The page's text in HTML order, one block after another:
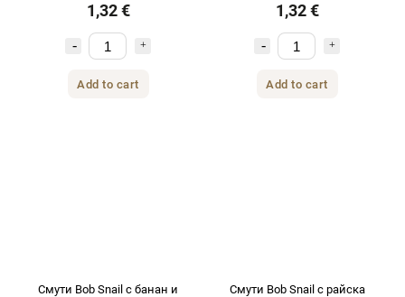
1,32 €
Add to cart
1,32 €
Add to cart
Смути Bob Snail с банан и
Смути Bob Snail с райска